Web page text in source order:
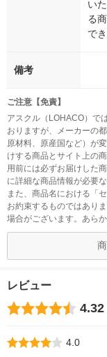
い
る
で
備考
ご注意【免責】
アスクル（LOHACO）で
おりますが、メーカーの
原材料、原産国など）が
けする商品とサイト上の
用前には必ずお届けした
に詳細な商品情報が必要
また、商品名における「
お約束するものではあり
場合がございます。あら
レビュー
4.32
4.0